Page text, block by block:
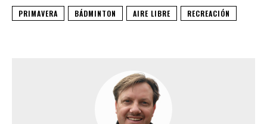
PRIMAVERA BÁDMINTON AIRE LIBRE RECREACIÓN